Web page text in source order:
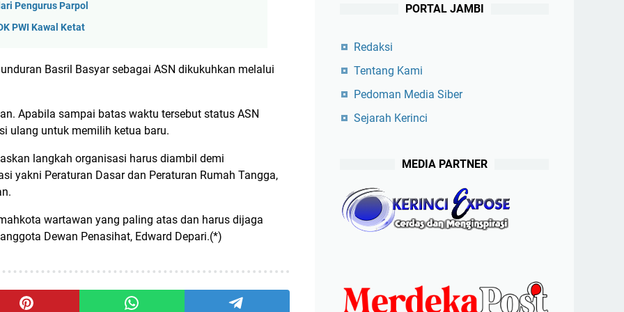
Pengurus Parpol
PWI Kawal Ketat
Basril Basyar sebagai ASN dikukuhkan melalui
Apabila sampai batas waktu tersebut status ASN
ulang untuk memilih ketua baru.
langkah organisasi harus diambil demi
yakni Peraturan Dasar dan Peraturan Rumah Tangga,
wartawan yang paling atas dan harus dijaga
Dewan Penasihat, Edward Depari.(*)
PORTAL JAMBI
Redaksi
Tentang Kami
Pedoman Media Siber
Sejarah Kerinci
MEDIA PARTNER